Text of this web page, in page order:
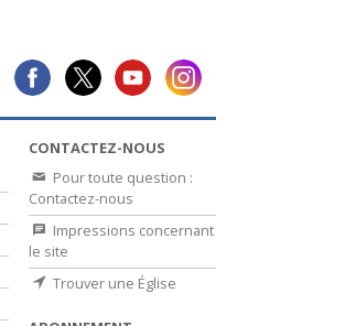
CONTACTEZ-NOUS
Pour toute question :
Contactez-nous
Impressions concernant
le site
Trouver une Église